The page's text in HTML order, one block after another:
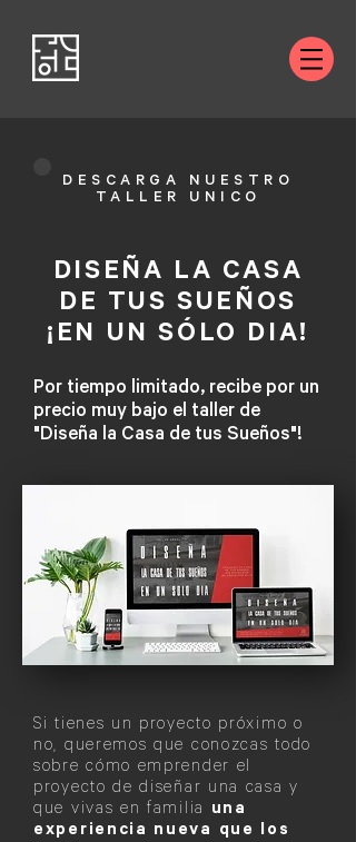
DESCARGA NUESTRO
TALLER UNICO
DISEÑA LA CASA
DE TUS SUEÑOS
¡EN UN SÓLO DIA!
Por tiempo limitado, recibe por un
precio muy bajo el taller de
"Diseña la Casa de tus Sueños"!
Si tienes un proyecto próximo o
no, queremos que conozcas todo
sobre cómo emprender el
proyecto de diseñar una casa y
que vivas en familia una
experiencia nueva que los